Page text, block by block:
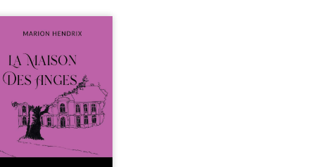
sommes en 1979, soit 15
Anatole-Eustache.
devra affronter non
un inconnu qui rôde
du domaine et dont
le fidèle majordome,
les visites, le passé
d’Anatole-
la malédiction
mais aussi la toute-